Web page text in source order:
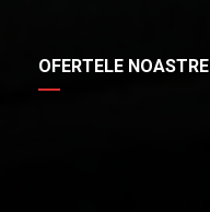
OFERTELE NOASTRE